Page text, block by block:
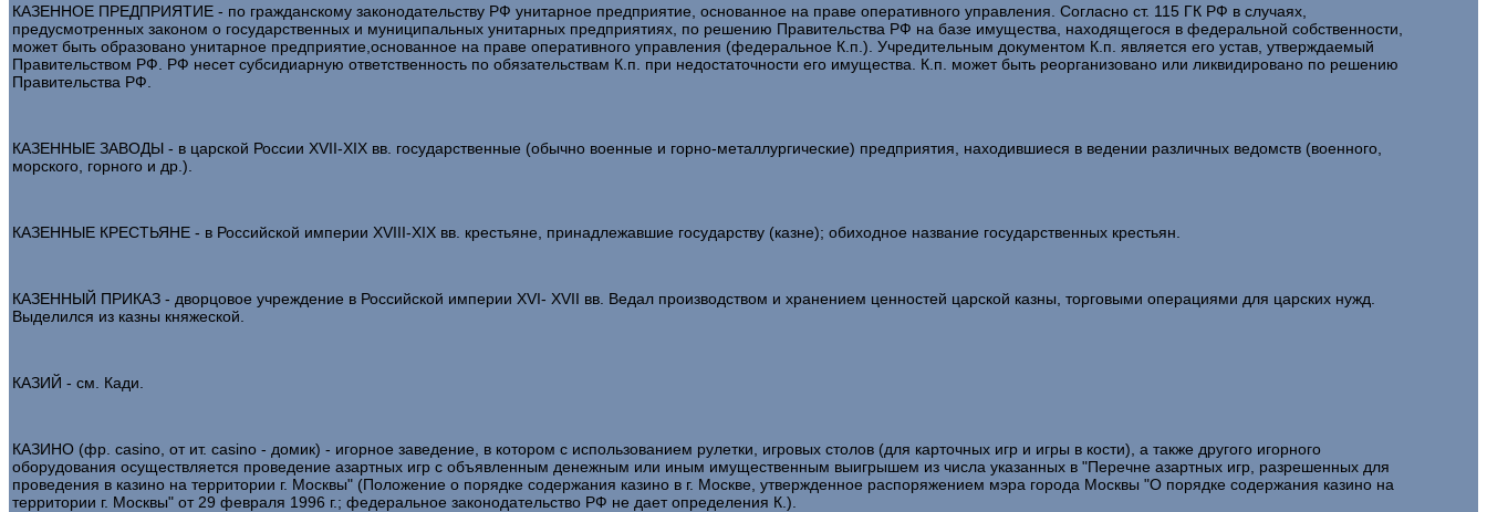
КАЗЕННОЕ ПРЕДПРИЯТИЕ - по гражданскому законодательству РФ унитарное предприятие, основанное на праве оперативного управления. Согласно ст. 115 ГК РФ в случаях,
предусмотренных законом о государственных и муниципальных унитарных предприятиях, по решению Правительства РФ на базе имущества, находящегося в федеральной собственности,
может быть образовано унитарное предприятие,основанное на праве оперативного управления (федеральное К.п.). Учредительным документом К.п. является его устав, утверждаемый
Правительством РФ. РФ несет субсидиарную ответственность по обязательствам К.п. при недостаточности его имущества. К.п. может быть реорганизовано или ликвидировано по решению
Правительства РФ.
КАЗЕННЫЕ ЗАВОДЫ - в царской России XVII-XIX вв. государственные (обычно военные и горно-металлургические) предприятия, находившиеся в ведении различных ведомств (военного,
морского, горного и др.).
КАЗЕННЫЕ КРЕСТЬЯНЕ - в Российской империи XVIII-XIX вв. крестьяне, принадлежавшие государству (казне); обиходное название государственных крестьян.
КАЗЕННЫЙ ПРИКАЗ - дворцовое учреждение в Российской империи XVI- XVII вв. Ведал производством и хранением ценностей царской казны, торговыми операциями для царских нужд.
Выделился из казны княжеской.
КАЗИЙ - см. Кади.
КАЗИНО (фр. casino, от ит. casino - домик) - игорное заведение, в котором с использованием рулетки, игровых столов (для карточных игр и игры в кости), а также другого игорного
оборудования осуществляется проведение азартных игр с объявленным денежным или иным имущественным выигрышем из числа указанных в "Перечне азартных игр, разрешенных для
проведения в казино на территории г. Москвы" (Положение о порядке содержания казино в г. Москве, утвержденное распоряжением мэра города Москвы "О порядке содержания казино на
территории г. Москвы" от 29 февраля 1996 г.; федеральное законодательство РФ не дает определения К.).